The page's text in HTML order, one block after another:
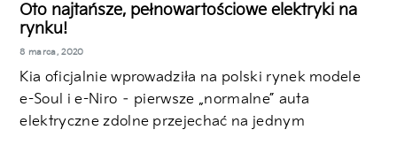
Oto najtańsze, pełnowartościowe elektryki na
rynku!
8 marca, 2020
Kia oficjalnie wprowadziła na polski rynek modele
e-Soul i e-Niro – pierwsze „normalne” auta
elektryczne zdolne przejechać na jednym